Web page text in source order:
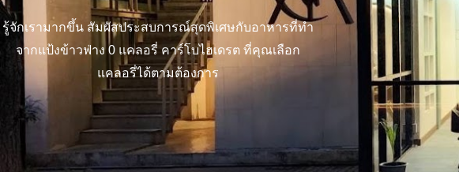
รู้จักเรามากขึ้น สัมผัสประสบการณ์สุดพิเศษกับอาหารที่ทำ
จากแป้งข้าวฟ่าง 0 แคลอรี่ คาร์โบไฮเดรต ที่คุณเลือก
แคลอรี่ได้ตามต้องการ